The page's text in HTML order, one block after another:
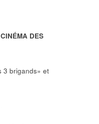
DES
3 brigands» et